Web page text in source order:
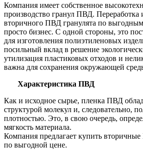
Компания имеет собственное
производство гранул ПВД. Переработка
вторичного ПВД гранулята по
просто бизнес. С одной стороны, это
для изготовления полиэтиленовых
посильный вклад в решение
утилизация пластиковых отходов и
важна для сохранения окружающей
Характеристика ПВД
Как и исходное сырье, пленка ПВД
структурой молекул и, следовательно,
плотностью. Это, в свою очередь,
мягкость материала.
Компания предлагает купить
по выгодной цене.